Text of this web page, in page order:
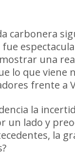
carbonera
una
lo que viene
frente a
la
un lado y
la